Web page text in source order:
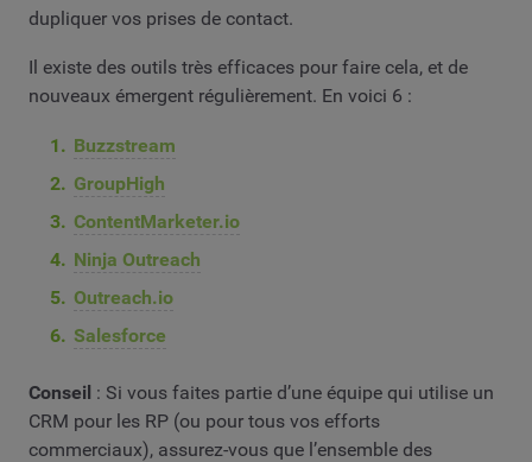
dupliquer vos prises de contact.
Il existe des outils très efficaces pour faire cela, et de
nouveaux émergent régulièrement. En voici 6 :
Buzzstream
GroupHigh
ContentMarketer.io
Ninja Outreach
Outreach.io
Salesforce
Conseil : Si vous faites partie d’une équipe qui utilise un
CRM pour les RP (ou pour tous vos efforts
commerciaux), assurez-vous que l’ensemble des